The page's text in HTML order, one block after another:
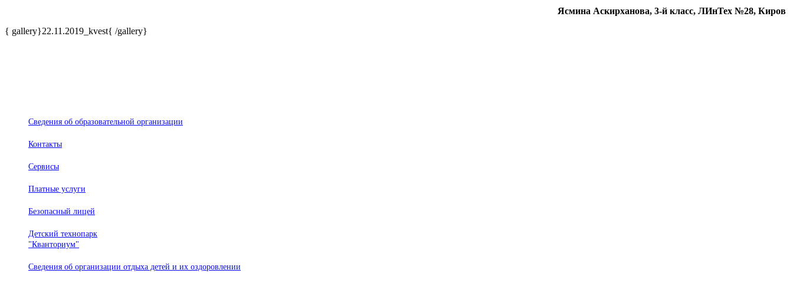
Ясмина Аскирханова, 3-й класс, ЛИнТех №28, Киров
{ gallery}22.11.2019_kvest{ /gallery}
Сведения об образовательной организации
Контакты
Сервисы
Платные услуги
Безопасный лицей
Детский технопарк
"Кванториум"
Сведения об организации отдыха детей и их оздоровлении